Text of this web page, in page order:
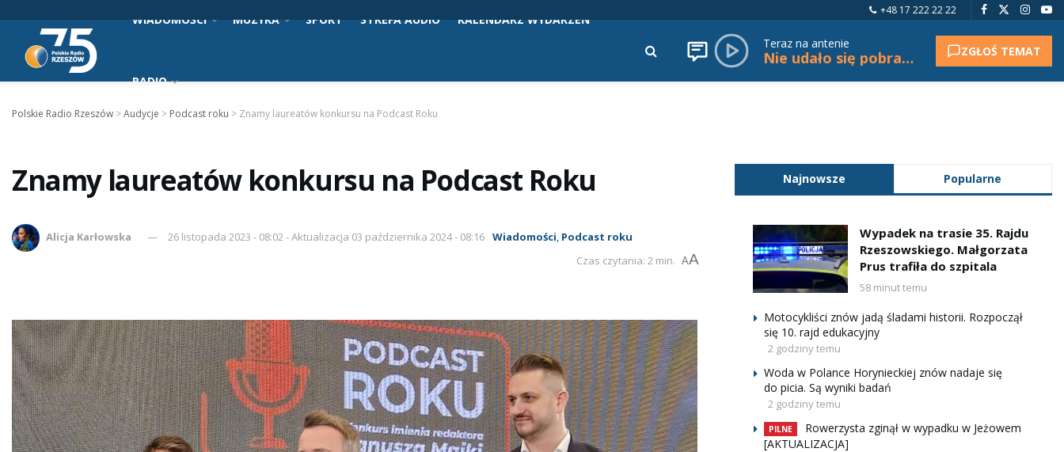
+48 17 222 22 22
WIADOMOŚCI MUZYKA SPORT STREFA AUDIO KALENDARZ WYDARZEŃ
RADIO
Teraz na antenie
Nie udało się pobrać tytułu. ZGŁOŚ TEMAT
Polskie Radio Rzeszów >Audycje > Podcast roku > Znamy laureatów konkursu na Podcast Roku
Znamy laureatów konkursu na Podcast Roku
Alicja Karłowska 26 listopada 2023 - 08:02 - Aktualizacja 03 października 2024 - 08:16 Wiadomości, Podcast roku
Czas czytania: 2 min. AA
Najnowsze Popularne
Wypadek na trasie 35. Rajdu
Rzeszowskiego. Małgorzata
Prus trafiła do szpitala
58 minut temu
Motocykliści znów jadą śladami historii. Rozpoczął
się 10. rajd edukacyjny
2 godziny temu
Woda w Polance Horynieckiej znów nadaje się
do picia. Są wyniki badań
2 godziny temu
PILNE
Rowerzysta zginął w wypadku w Jeżowem
[AKTUALIZACJA]